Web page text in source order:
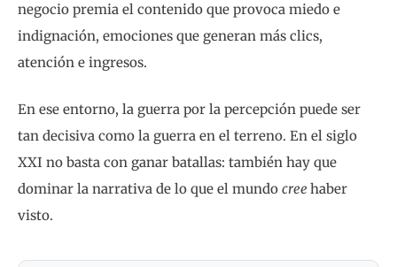
negocio premia el contenido que provoca miedo e
indignación, emociones que generan más clics,
atención e ingresos.
En ese entorno, la guerra por la percepción puede ser
tan decisiva como la guerra en el terreno. En el siglo
XXI no basta con ganar batallas: también hay que
dominar la narrativa de lo que el mundo cree haber
visto.